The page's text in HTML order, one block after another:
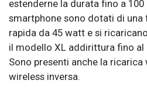
estenderne la durata fino a
smartphone sono dotati di una
rapida da 45 watt e si
il modello XL addirittura fino al
Sono presenti anche la ricarica
wireless inversa.